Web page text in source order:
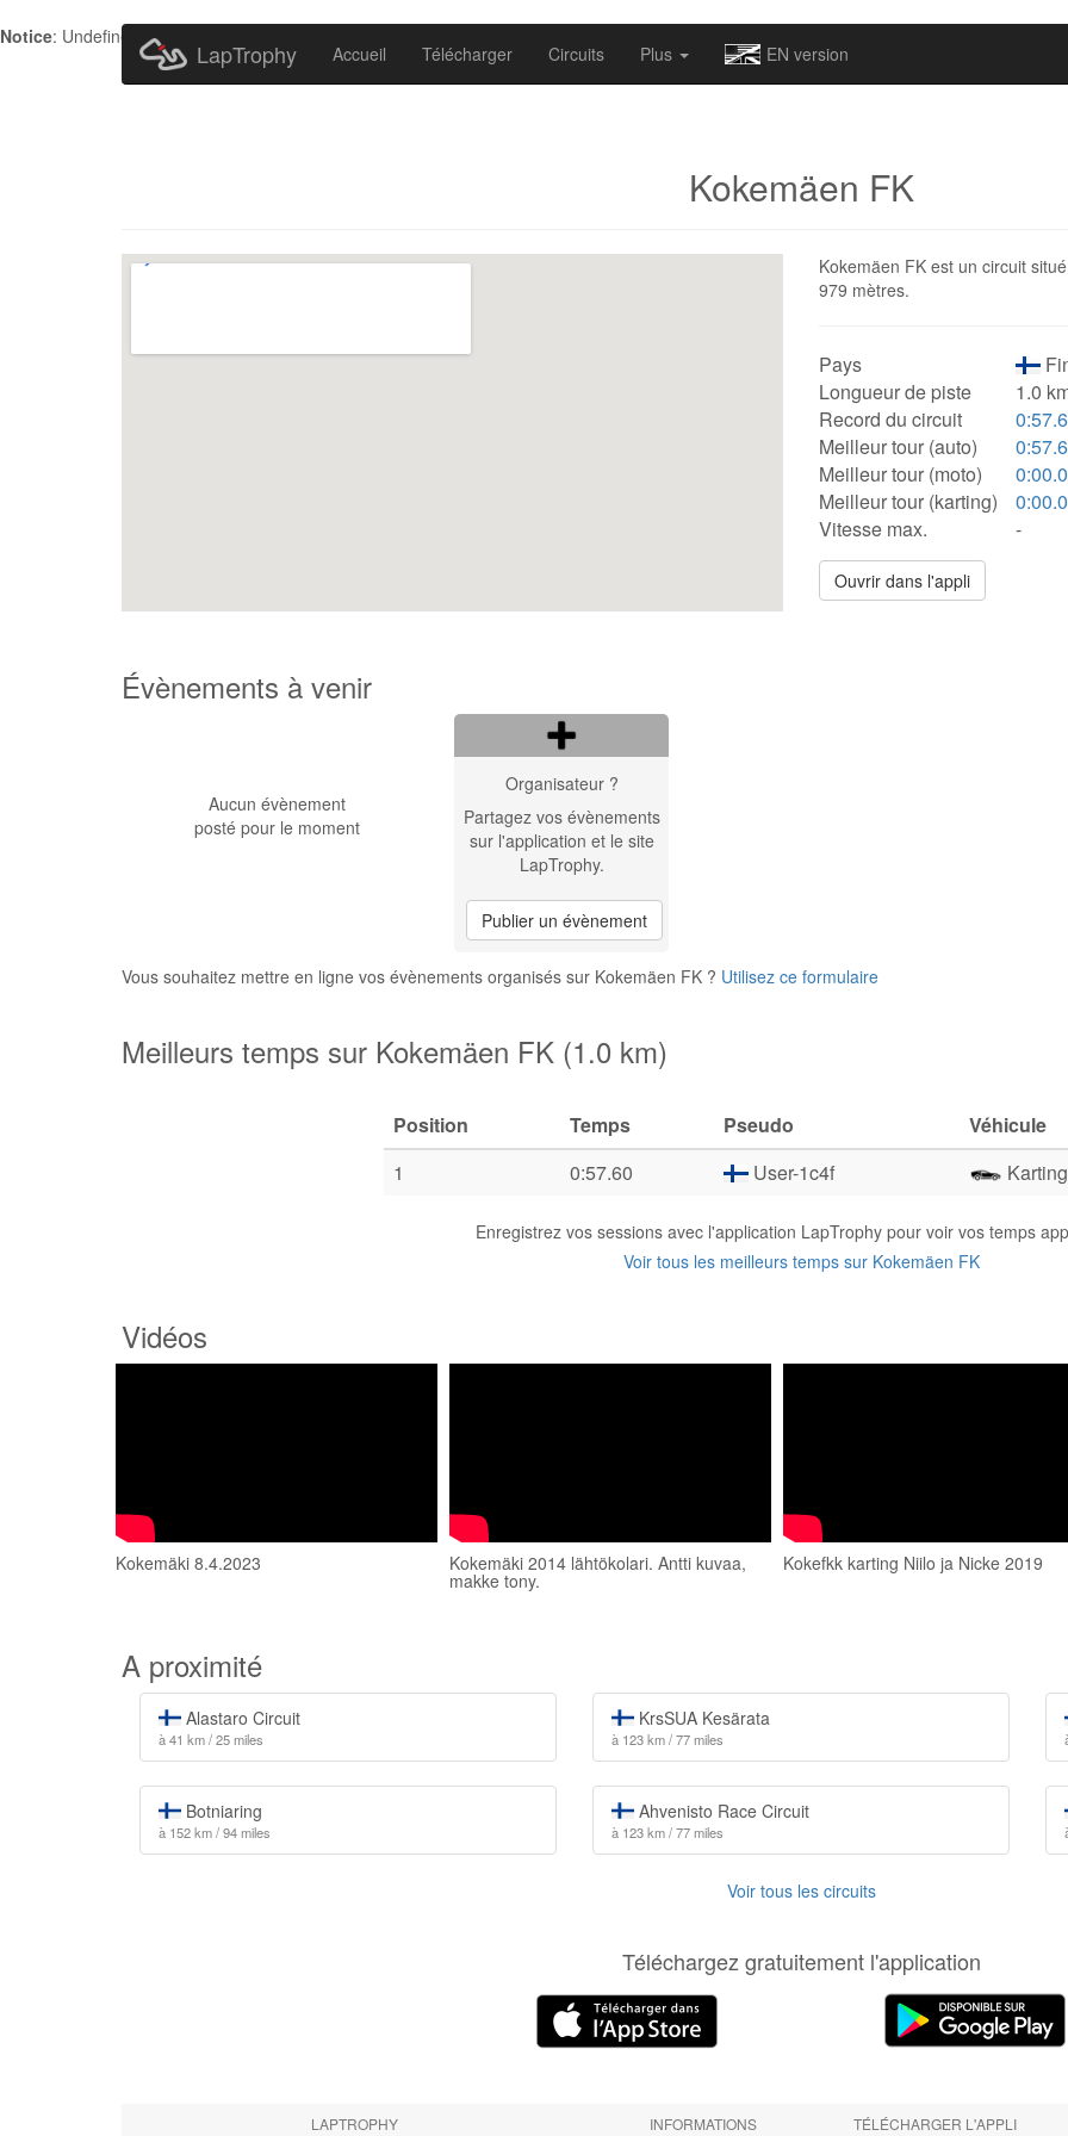
Notice: Undefined index: HTTP_ACCEPT_LANGUAGE in
LapTrophy Accueil Télécharger Circuits Plus EN version
Kokemäen FK
Kokemäen FK est un circuit
979 mètres.
Pays
Longueur de piste
1.0
Record du circuit
Meilleur tour (auto)
Meilleur tour (moto)
Meilleur tour (karting)
Vitesse max.
-
Ouvrir dans l'appli
Évènements à venir
Aucun évènement
posté pour le moment
Organisateur ?
Partagez vos évènements
sur l'application et le site
LapTrophy.
Publier un évènement
Vous souhaitez mettre en ligne vos évènements organisés sur Kokemäen FK ? Utilisez ce formulaire
Meilleurs temps sur Kokemäen FK (1.0 km)
Position Temps Pseudo
Véhicule
1
0:57.60 User-1c4f Karting
Enregistrez vos sessions avec l'application LapTrophy pour voir vos temps
Voir tous les meilleurs temps sur Kokemäen FK
Vidéos
Kokemäki 8.4.2023 Kokemäki 2014 lähtökolari. Antti kuvaa,
makke tony.
Kokefkk karting Niilo ja Nicke 2019
A proximité
Alastaro Circuit
à 41 km / 25 miles
KrsSUA Kesärata
à 123 km / 77 miles
Botniaring
à 152 km / 94 miles
Ahvenisto Race Circuit
à 123 km / 77 miles
Voir tous les circuits
Téléchargez gratuitement l'application
LAPTROPHY INFORMATIONS TÉLÉCHARGER L'APPLI